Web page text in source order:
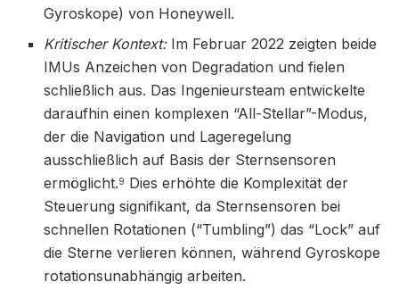
Gyroskope) von Honeywell.
Kritischer Kontext:Im Februar 2022 zeigten beide
IMUs Anzeichen von Degradation und fielen
schließlich aus. Das Ingenieursteam entwickelte
daraufhin einen komplexen “All-Stellar”-Modus,
der die Navigation und Lageregelung
ausschließlich auf Basis der Sternsensoren
ermöglicht.9 Dies erhöhte die Komplexität der
Steuerung signifikant, da Sternsensoren bei
schnellen Rotationen (“Tumbling”) das “Lock” auf
die Sterne verlieren können, während Gyroskope
rotationsunabhängig arbeiten.